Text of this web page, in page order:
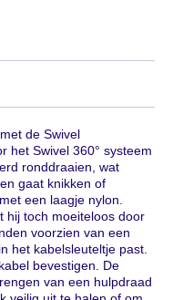
de Swivel
het Swivel 360° systeem
ronddraaien, wat
gaat knikken of
een laagje nylon.
hij toch moeiteloos door
voorzien van een
het kabelsleuteltje past.
bevestigen. De
van een hulpdraad